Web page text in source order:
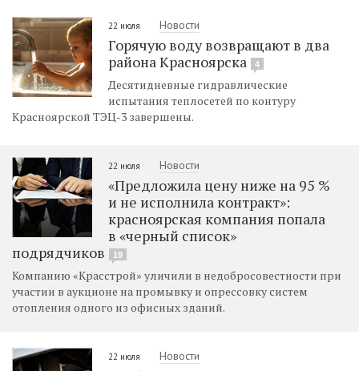
22 июля Новости
Горячую воду возвращают в два
района Красноярска
4
Десятидневные гидравлические
испытания теплосетей по контуру
Красноярской ТЭЦ-3 завершены.
22 июля Новости
«Предложила цену ниже на 95 %
и не исполнила контракт»:
красноярская компания попала
в «черный список»
подрядчиков
19
Компанию «Красстрой» уличили в недобросовестности при
участии в аукционе на промывку и опрессовку систем
отопления одного из офисных зданий.
22 июля Новости